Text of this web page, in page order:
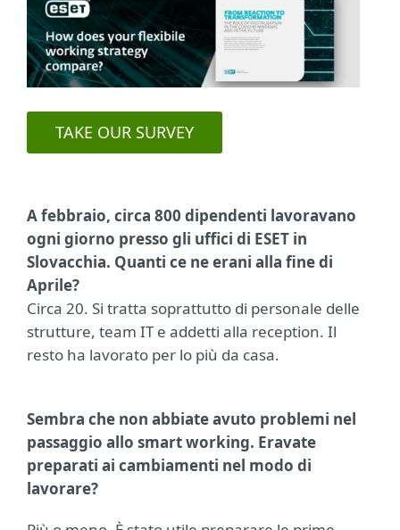
TAKE OUR SURVEY
A febbraio, circa 800 dipendenti lavoravano
ogni giorno presso gli uffici di ESET in
Slovacchia. Quanti ce ne erani alla fine di
Aprile?
Circa 20. Si tratta soprattutto di personale delle
strutture, team IT e addetti alla reception. Il
resto ha lavorato per lo più da casa.
Sembra che non abbiate avuto problemi nel
passaggio allo smart working. Eravate
preparati ai cambiamenti nel modo di
lavorare?